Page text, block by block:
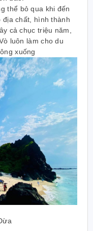
thể bỏ qua khi đến
chất, hình thành
cả chục triệu năm,
luôn làm cho du
xuống